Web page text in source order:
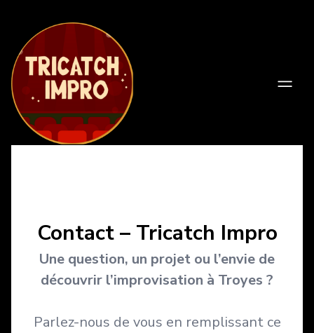
Contact – Tricatch Impro
Une question, un projet ou l’envie de
découvrir l’improvisation à Troyes ?
Parlez-nous de vous en remplissant ce